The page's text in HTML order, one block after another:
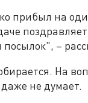
прибыл на
–
На
не думает.